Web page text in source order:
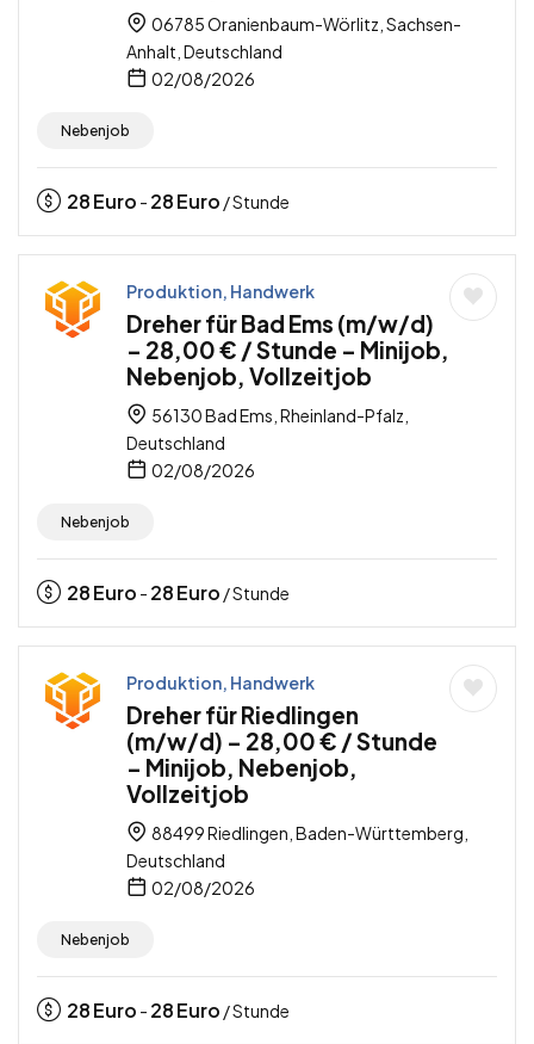
06785 Oranienbaum-Wörlitz, Sachsen-
Anhalt, Deutschland
02/08/2026
Nebenjob
28Euro - 28Euro / Stunde
Produktion, Handwerk
Dreher für Bad Ems (m/w/d)
– 28,00 € / Stunde – Minijob,
Nebenjob, Vollzeitjob
56130 Bad Ems, Rheinland-Pfalz,
Deutschland
02/08/2026
Nebenjob
28Euro - 28Euro / Stunde
Produktion, Handwerk
Dreher für Riedlingen
(m/w/d) – 28,00 € / Stunde
– Minijob, Nebenjob,
Vollzeitjob
88499 Riedlingen, Baden-Württemberg,
Deutschland
02/08/2026
Nebenjob
28Euro - 28Euro / Stunde